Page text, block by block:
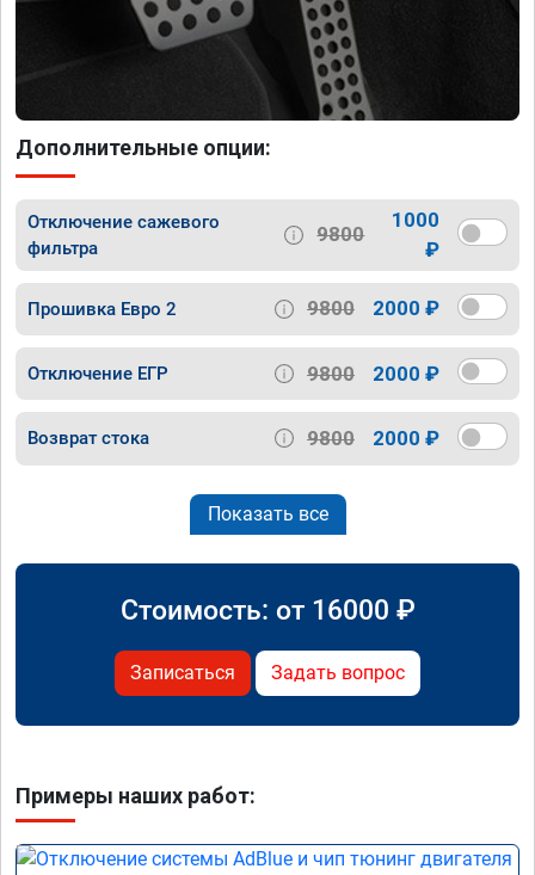
Дополнительные опции:
Отключение сажевого
фильтра
9800
1000
₽
Прошивка Евро 2 9800 2000 ₽
Отключение ЕГР 9800 2000 ₽
Возврат стока 9800 2000 ₽
Показать все
Стоимость: от 16000 ₽
Записаться Задать вопрос
Примеры наших работ: